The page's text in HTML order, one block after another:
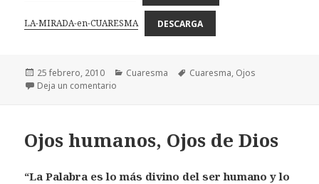
LA-MIRADA-en-CUARESMA DESCARGA
Publicado
el
25 febrero, 2010 Categorías
Cuaresma Etiquetas
Cuaresma, Ojos
Deja un comentario
Ojos humanos, Ojos de Dios
“La Palabra es lo más divino del ser humano y lo